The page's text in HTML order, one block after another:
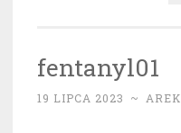
fentanyl01
19 LIPCA 2023 ~ AREK